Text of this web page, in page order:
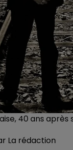
40 ans après
La rédaction